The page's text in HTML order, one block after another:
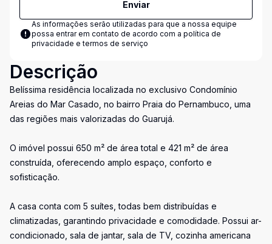
Enviar
As informações serão utilizadas para que a nossa equipe
possa entrar em contato de acordo com a política de
privacidade e termos de serviço
Descrição
Belíssima residência localizada no exclusivo Condomínio
Areias do Mar Casado, no bairro Praia do Pernambuco, uma
das regiões mais valorizadas do Guarujá.
O imóvel possui 650 m² de área total e 421 m² de área
construída, oferecendo amplo espaço, conforto e
sofisticação.
A casa conta com 5 suítes, todas bem distribuídas e
climatizadas, garantindo privacidade e comodidade. Possui ar-
condicionado, sala de jantar, sala de TV, cozinha americana